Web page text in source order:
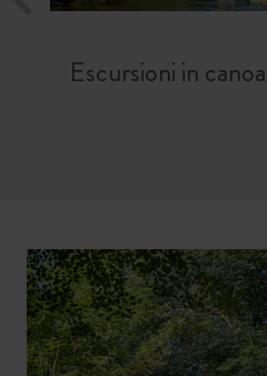
Escursioni in